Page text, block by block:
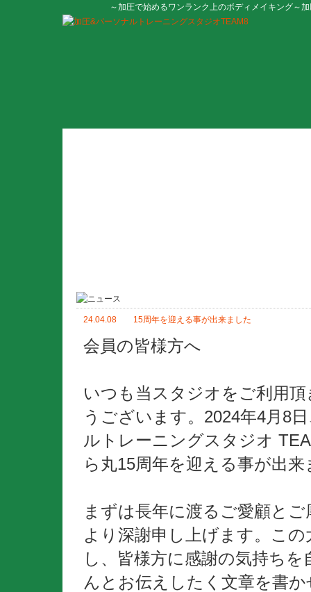
～加圧で始めるワンランク上のボディメイキング～
24.04.08 15周年を迎える事が出来ました
会員の皆様方へ
いつも当スタジオをご利用
うございます。2024年4月8
ルトレーニングスタジオ
ら丸15周年を迎える事が出
まずは長年に渡るご愛顧と
より深謝申し上げます。こ
し、皆様方に感謝の気持ち
んとお伝えしたく文章を書